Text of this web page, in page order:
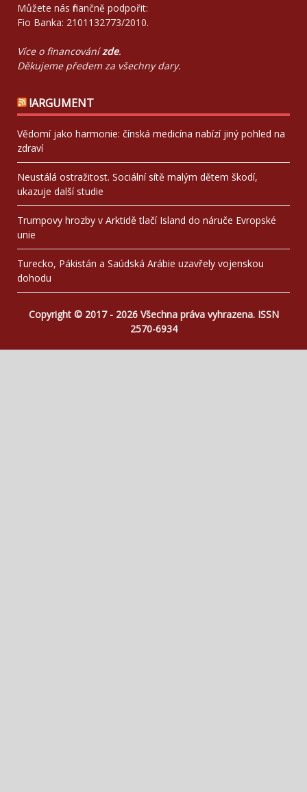
Můžete nás finančně podpořit:
Fio Banka: 2101132773/2010.
Více o financovánízde.
Děkujeme předem za všechny dary.
!ARGUMENT
Vědomí jako harmonie: čínská medicína nabízí jiný pohled na
zdraví
Neustálá ostražitost. Sociální sítě malým dětem škodí,
ukazuje další studie
Trumpovy hrozby v Arktidě tlačí Island do náruče Evropské
unie
Turecko, Pákistán a Saúdská Arábie uzavřely vojenskou
dohodu
Copyright © 2017 - 2026 Všechna práva vyhrazena. ISSN
2570-6934